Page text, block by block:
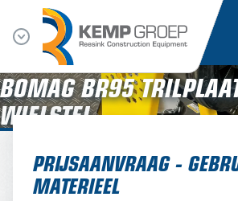
BOMAG BR95
WIELSTEL
PRIJSAANVRAAG -
MATERIEEL